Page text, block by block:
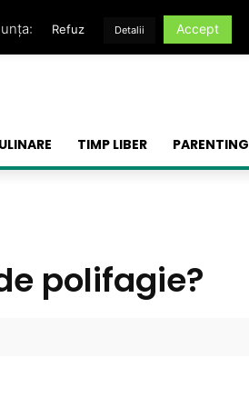
TIMP LIBER PARENTING
polifagie?
Refuz Detalii Accept